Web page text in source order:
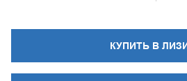
КУПИТЬ В